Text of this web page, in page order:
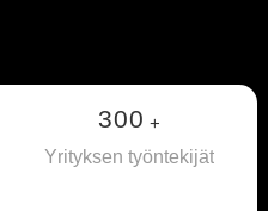
300 +
Yrityksen työntekijät